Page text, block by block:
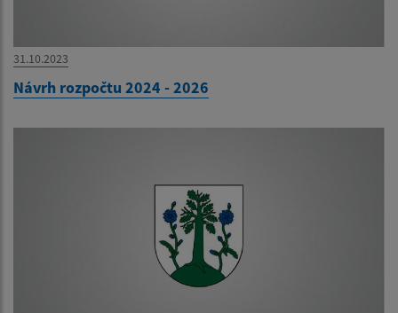
31.10.2023
Návrh rozpočtu 2024 - 2026